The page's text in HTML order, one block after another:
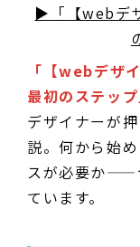
▶「【webデ
「【webデザ
最初のステップ
デザイナーが
説。何から始
スが必要か——
ています。